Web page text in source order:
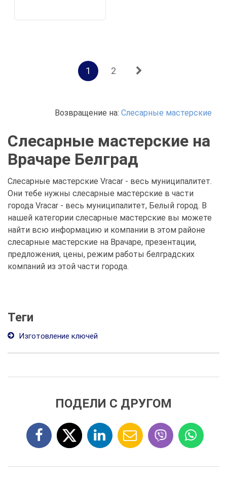
1 2
Возвращение на: Слесарные мастерские
Слесарные мастерские на
Врачаре Белград
Слесарные мастерские Vracar - весь муниципалитет.
Они тебе нужны слесарные мастерские в части
города Vracar - весь муниципалитет, Белый город. В
нашей категории слесарные мастерские вы можете
найти всю информацию и компании в этом районе
слесарные мастерские на Врачаре, презентации,
предложения, цены, режим работы белградских
компаний из этой части города.
Теги
Изготовление ключей
ПОДЕЛИ С ДРУГОМ